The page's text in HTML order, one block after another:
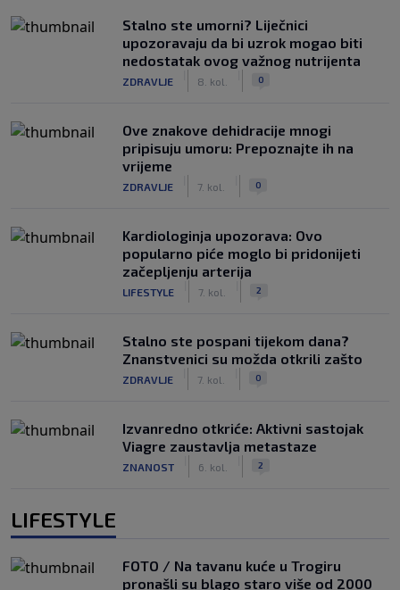
Stalno ste umorni? Liječnici
upozoravaju da bi uzrok mogao biti
nedostatak ovog važnog nutrijenta
ZDRAVLJE 8. kol. 0
Ove znakove dehidracije mnogi
pripisuju umoru: Prepoznajte ih na
vrijeme
ZDRAVLJE 7. kol. 0
Kardiologinja upozorava: Ovo
popularno piće moglo bi pridonijeti
začepljenju arterija
LIFESTYLE 7. kol. 2
Stalno ste pospani tijekom dana?
Znanstvenici su možda otkrili zašto
ZDRAVLJE 7. kol. 0
Izvanredno otkriće: Aktivni sastojak
Viagre zaustavlja metastaze
ZNANOST 6. kol. 2
LIFESTYLE
FOTO / Na tavanu kuće u Trogiru
pronašli su blago staro više od 2000